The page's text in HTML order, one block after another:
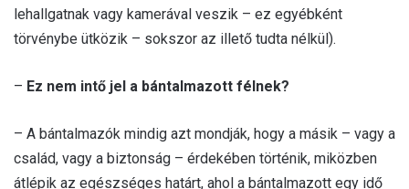
lehallgatnak vagy kamerával veszik – ez egyébként
törvénybe ütközik – sokszor az illető tudta nélkül).
– Ez nem intő jel a bántalmazott félnek?
– A bántalmazók mindig azt mondják, hogy a másik – vagy a
család, vagy a biztonság – érdekében történik, miközben
átlépik az egészséges határt, ahol a bántalmazott egy idő